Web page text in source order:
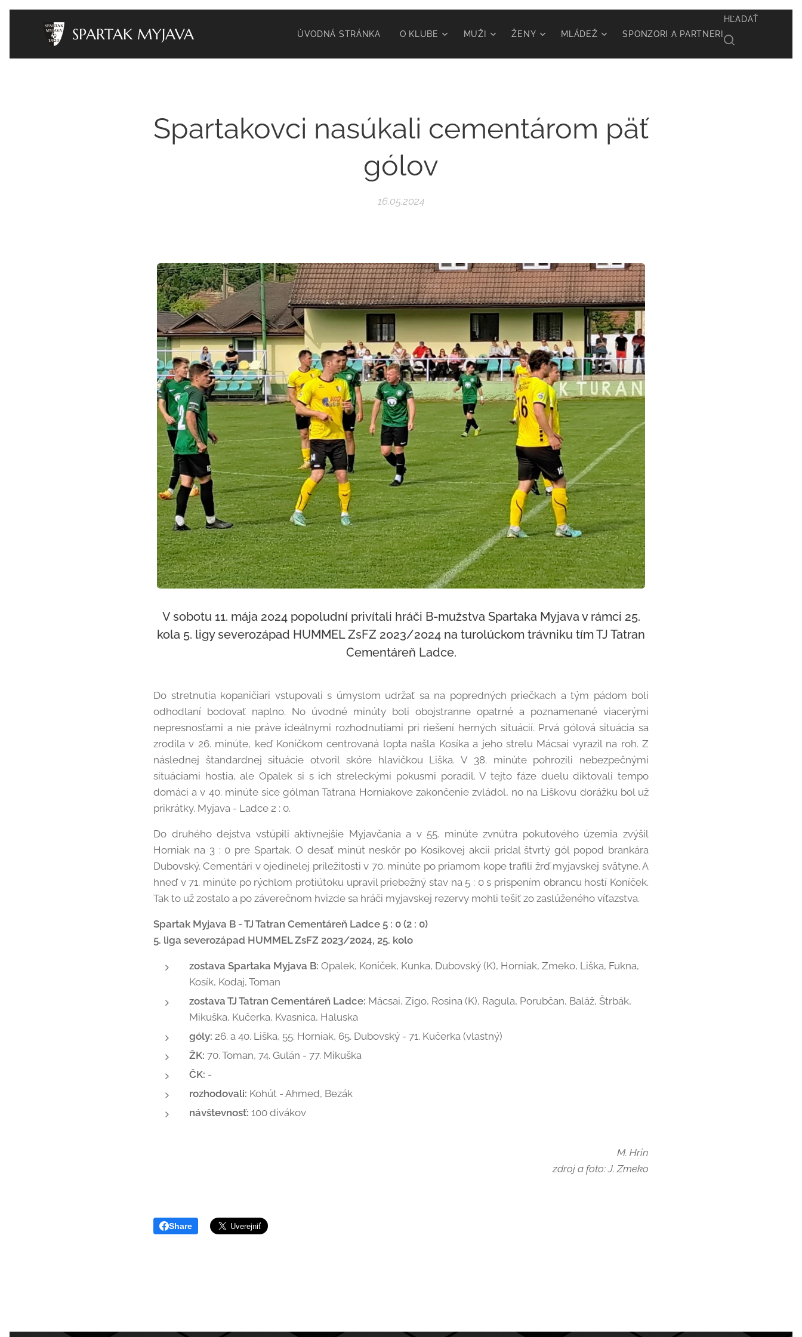
SPARTAK MYJAVA ÚVODNÁ STRÁNKA O KLUBE MUŽI ŽENY MLÁDEŽ SPONZORI A PARTNERI
HĽADAŤ
Spartakovci nasúkali cementárom päť
gólov
16.05.2024
V sobotu 11. mája 2024 popoludní privítali hráči B-mužstva Spartaka Myjava v rámci 25.
kola 5. ligy severozápad HUMMEL ZsFZ 2023/2024 na turolúckom trávniku tím TJ Tatran
Cementáreň Ladce.
Do stretnutia kopaničiari vstupovali s úmyslom udržať sa na popredných priečkach a tým pádom boli
odhodlaní bodovať naplno. No úvodné minúty boli obojstranne opatrné a poznamenané viacerými
nepresnosťami a nie práve ideálnymi rozhodnutiami pri riešení herných situácií. Prvá gólová situácia sa
zrodila v 26. minúte, keď Koníčkom centrovaná lopta našla Kosíka a jeho strelu Mácsai vyrazil na roh. Z
následnej štandardnej situácie otvoril skóre hlavičkou Liška. V 38. minúte pohrozili nebezpečnými
situáciami hostia, ale Opalek si s ich streleckými pokusmi poradil. V tejto fáze duelu diktovali tempo
domáci a v 40. minúte síce gólman Tatrana Horniakove zakončenie zvládol, no na Liškovu dorážku bol už
prikrátky. Myjava - Ladce 2 : 0.
Do druhého dejstva vstúpili aktívnejšie Myjavčania a v 55. minúte zvnútra pokutového územia zvýšil
Horniak na 3 : 0 pre Spartak. O desať minút neskôr po Kosíkovej akcii pridal štvrtý gól popod brankára
Dubovský. Cementári v ojedinelej príležitosti v 70. minúte po priamom kope trafili žrď myjavskej svätyne. A
hneď v 71. minúte po rýchlom protiútoku upravil priebežný stav na 5 : 0 s prispením obrancu hostí Koníček.
Tak to už zostalo a po záverečnom hvizde sa hráči myjavskej rezervy mohli tešiť zo zaslúženého víťazstva.
Spartak Myjava B - TJ Tatran Cementáreň Ladce 5 : 0 (2 : 0)
5. liga severozápad HUMMEL ZsFZ 2023/2024, 25. kolo
zostava Spartaka Myjava B: Opalek, Koníček, Kunka, Dubovský (K), Horniak, Zmeko, Liška, Fukna,
Kosík, Kodaj, Toman
zostava TJ Tatran Cementáreň Ladce: Mácsai, Zigo, Rosina (K), Ragula, Porubčan, Baláž, Štrbák,
Mikuška, Kučerka, Kvasnica, Haluska
góly: 26. a 40. Liška, 55. Horniak, 65. Dubovský - 71. Kučerka (vlastný)
ŽK: 70. Toman, 74. Gulán - 77. Mikuška
ČK: -
rozhodovali: Kohút - Ahmed, Bezák
návštevnosť: 100 divákov
M. Hrin
zdroj a foto: J. Zmeko
Share